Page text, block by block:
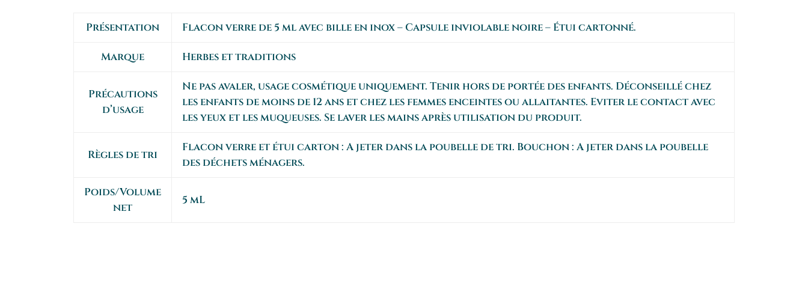
Présentation Flacon verre de 5 ml avec bille en inox – Capsule inviolable noire – Étui cartonné.
Marque Herbes et traditions
Précautions
d’usage
Ne pas avaler, usage cosmétique uniquement. Tenir hors de portée des enfants. Déconseillé chez
les enfants de moins de 12 ans et chez les femmes enceintes ou allaitantes. Eviter le contact avec
les yeux et les muqueuses. Se laver les mains après utilisation du produit.
Règles de tri
Flacon verre et étui carton : A jeter dans la poubelle de tri. Bouchon : A jeter dans la poubelle
des déchets ménagers.
Poids/Volume
net
5 mL